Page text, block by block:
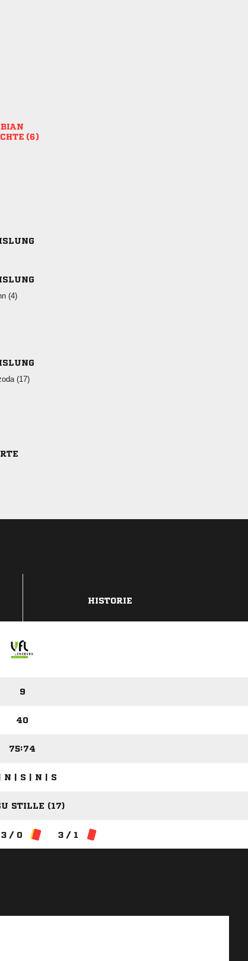



HISTORIE
9
40
75:74
N | S | N | S
STILLE (17)
3 / 0 3 / 1